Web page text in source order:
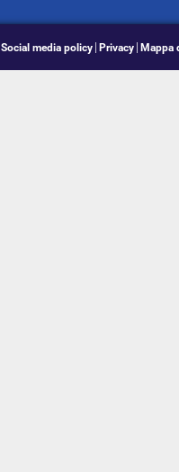
Social media policy Privacy Mappa